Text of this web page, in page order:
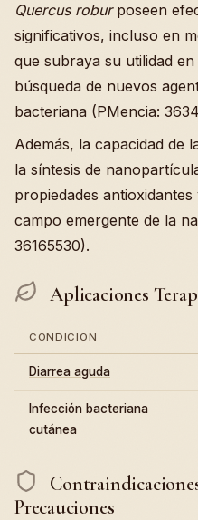
Quercus roburposeen
significativos, incluso en
que subraya su utilidad
búsqueda de nuevos
bacteriana (PMencia:
Además, la capacidad de
la síntesis de
propiedades
campo emergente de la
36165530).
Aplicaciones
CONDICIÓN
Diarrea aguda
Infección bacteriana
cutánea
Precauciones